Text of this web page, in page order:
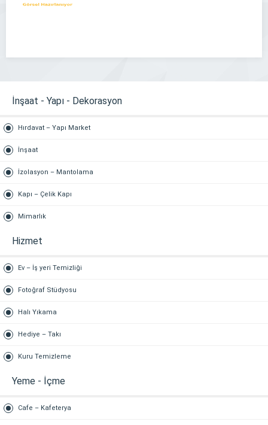
İnşaat - Yapı - Dekorasyon
Hırdavat – Yapı Market
İnşaat
İzolasyon – Mantolama
Kapı – Çelik Kapı
Mimarlık
Hizmet
Ev – İş yeri Temizliği
Fotoğraf Stüdyosu
Halı Yıkama
Hediye – Takı
Kuru Temizleme
Yeme - İçme
Cafe – Kafeterya